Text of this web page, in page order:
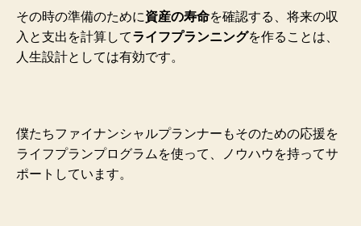
その時の準備のために資産の寿命を確認する、将来の収
入と支出を計算してライフプランニングを作ることは、
人生設計としては有効です。
僕たちファイナンシャルプランナーもそのための応援を
ライフプランプログラムを使って、ノウハウを持ってサ
ポートしています。